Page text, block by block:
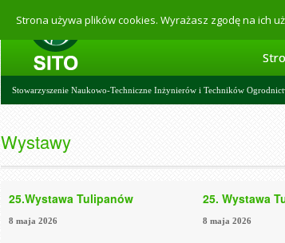
Stowarzyszenie Naukowo-Techniczne Inżynierów i Techników
Wystawy
25.Wystawa Tulipanów
8 maja 2026
25. Wystawa
8 maja 2026
Strona używa plików cookies. Wyrażasz zgodę na ich